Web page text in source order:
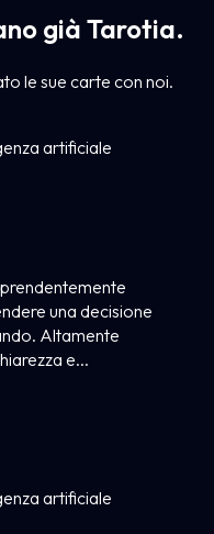
già Tarotia.
le sue carte con noi.
artificiale
una decisione
Altamente
e...
artificiale